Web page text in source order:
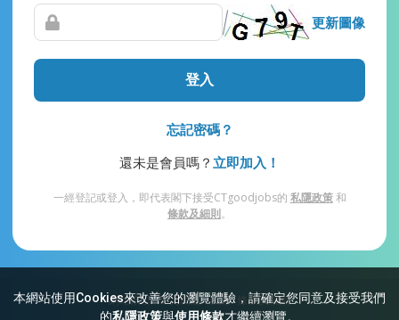
本網站使用Cookies來改善您的瀏覽體驗，請確定您同意及接受我們
的私隱政策與使用條款才繼續瀏覽。
更新圖像
登入
忘記密碼？
還未是會員嗎？ 立即加入！
一經登記或登入，即代表閣下接受CTgoodjobs的 私隱政策和
條款及細則。
網站索引 常見問題 私隱 條款及細則